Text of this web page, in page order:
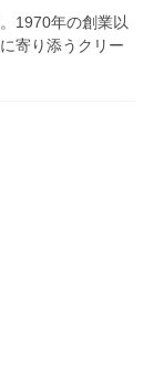
1970年の創業以
寄り添うクリー